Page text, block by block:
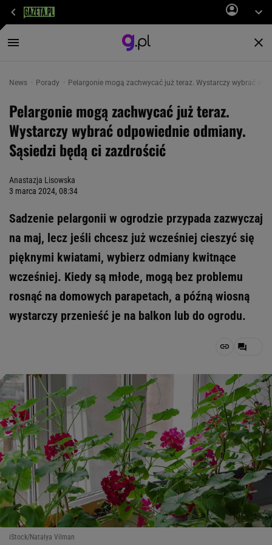
News Porady Pelargonie mogą zachwycać już teraz. Wystarczy wybrać
Pelargonie mogą zachwycać już teraz.
Wystarczy wybrać odpowiednie odmiany.
Sąsiedzi będą ci zazdrościć
Anastazja Lisowska
3 marca 2024, 08:34
Sadzenie pelargonii w ogrodzie przypada zazwyczaj
na maj, lecz jeśli chcesz już wcześniej cieszyć się
pięknymi kwiatami, wybierz odmiany kwitnące
wcześniej. Kiedy są młode, mogą bez problemu
rosnąć na domowych parapetach, a późną wiosną
wystarczy przenieść je na balkon lub do ogrodu.
iStock/Natalya Vilman